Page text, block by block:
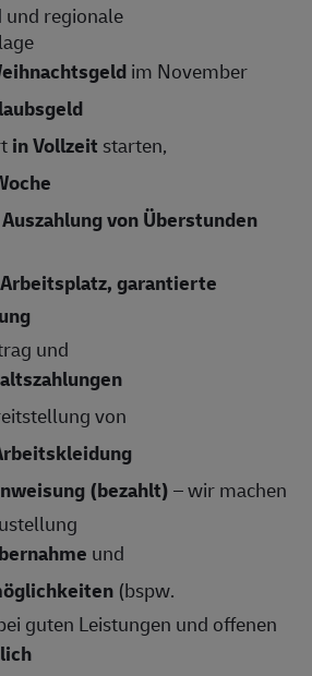
und regionale
im November
in Vollzeit starten,
Auszahlung von Überstunden
garantierte
und
von
(bezahlt)– wir machen
und
(bspw.
guten Leistungen und offenen